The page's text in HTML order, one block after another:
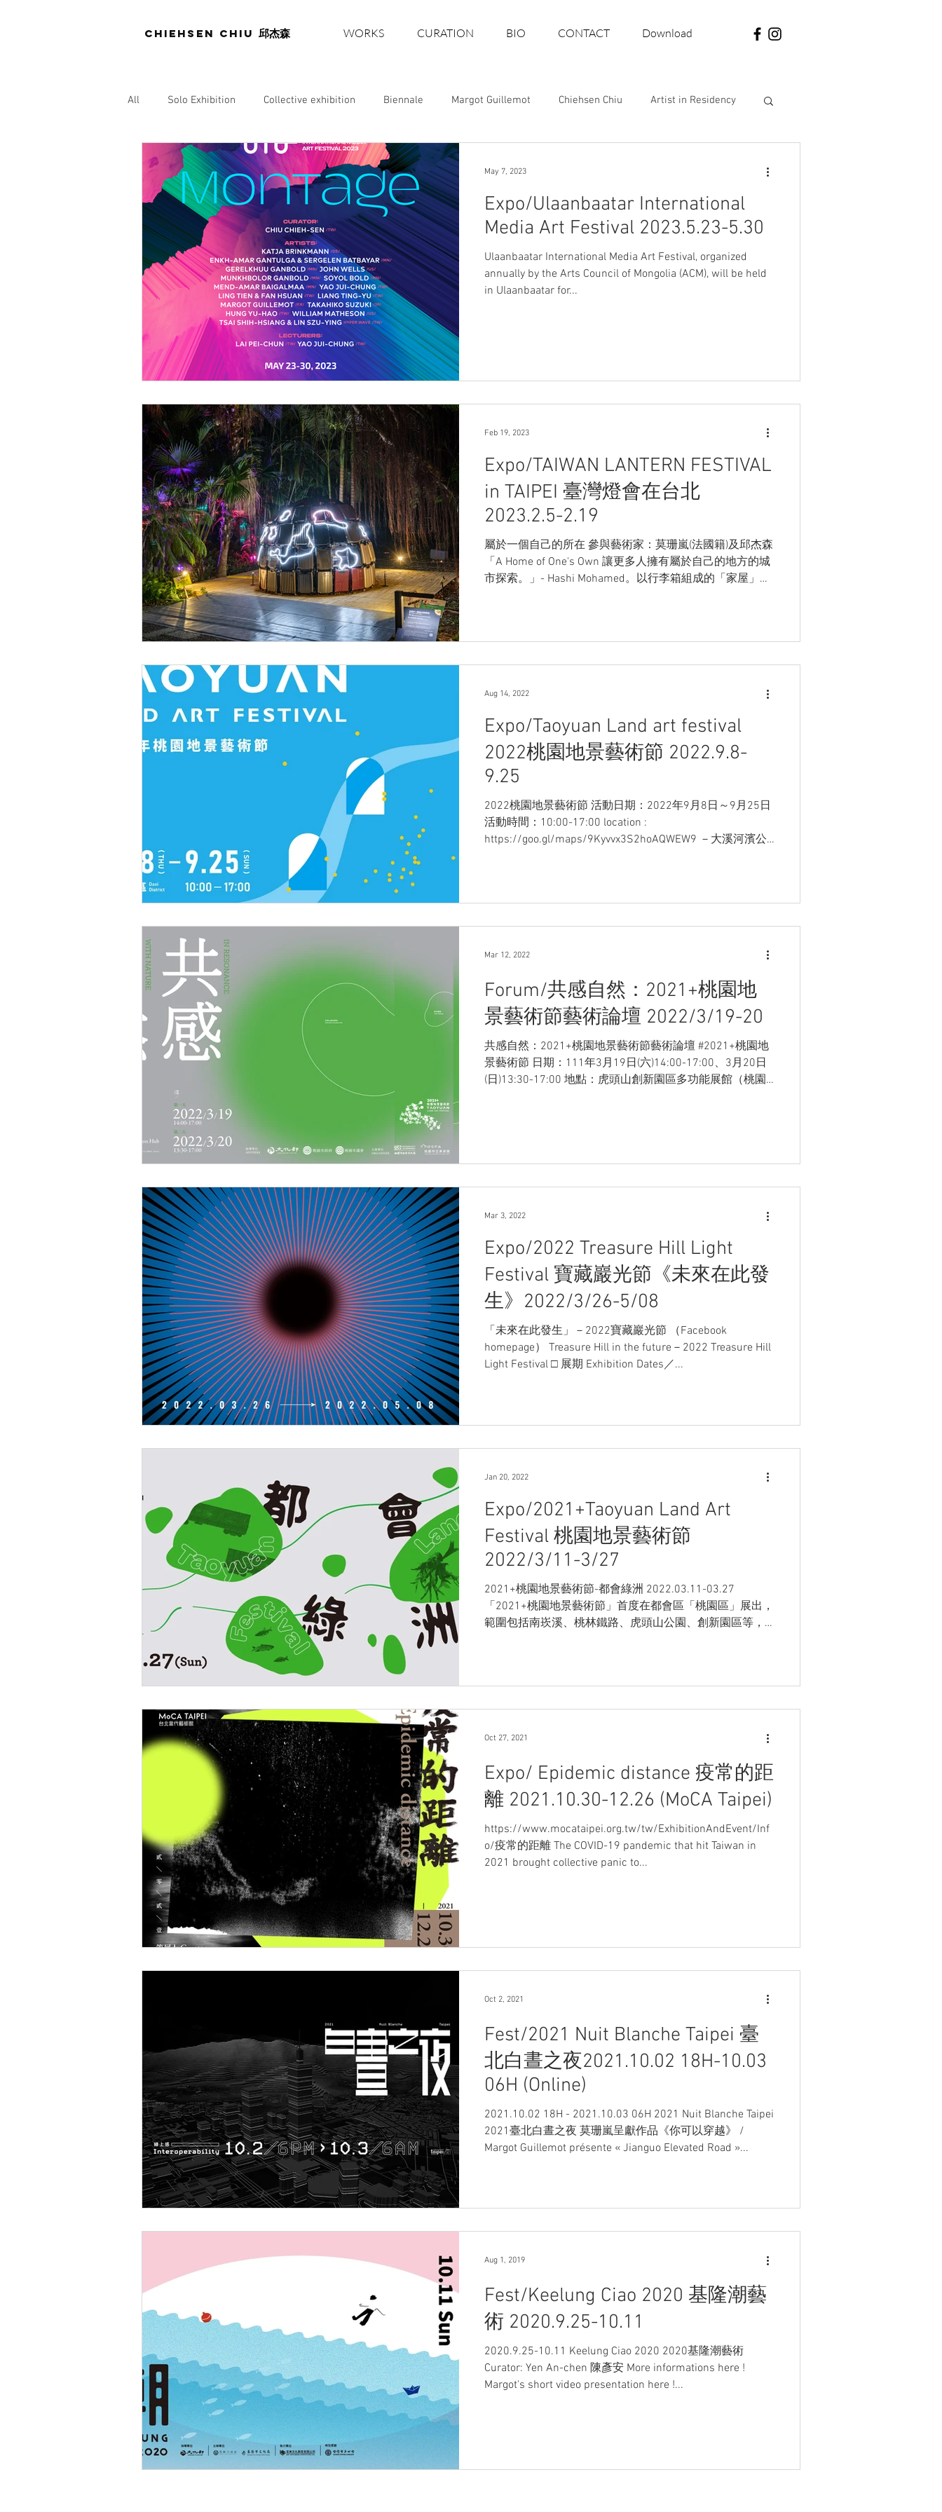
Chiehsen CHIU 邱杰森 WORKS CURATION BIO CONTACT Download
All Solo Exhibition Collective exhibition Biennale Margot Guillemot Chiehsen Chiu Artist in Residency
Press Museum Gallery Art Fair Art space
Pubication
Expo/Ulaanbaatar International
Media Art Festival 2023.5.23-5.30
Ulaanbaatar International Media Art Festival, organized
annually by the Arts Council of Mongolia (ACM), will be held
in Ulaanbaatar for...
May 7, 2023
Expo/TAIWAN LANTERN FESTIVAL
in TAIPEI 臺灣燈會在台北
2023.2.5-2.19
屬於一個自己的所在 參與藝術家：莫珊嵐(法國籍)及邱杰森
「A Home of One's Own 讓更多人擁有屬於自己的地方的城
市探索。」- Hashi Mohamed。以行李箱組成的「家屋」，
Feb 19, 2023
Expo/Taoyuan Land art festival
2022桃園地景藝術節 2022.9.8-
9.25
2022桃園地景藝術節 活動日期：2022年9月8日～9月25日
活動時間：10:00-17:00 location :
https://goo.gl/maps/9Kyvvx3S2hoAQWEW9 －大溪河濱公
Aug 14, 2022
Forum/共感自然：2021+桃園地
景藝術節藝術論壇 2022/3/19-20
共感自然：2021+桃園地景藝術節藝術論壇 #2021+桃園地
景藝術節 日期：111年3月19日(六)14:00-17:00、3月20日
(日)13:30-17:00 地點：虎頭山創新園區多功能展館（桃園
Mar 12, 2022
Expo/2022 Treasure Hill Light
Festival 寶藏巖光節《未來在此發
生》2022/3/26-5/08
「未來在此發生」－2022寶藏巖光節 （Facebook
homepage） Treasure Hill in the future－2022 Treasure Hill
Light Festival □ 展期 Exhibition Dates／...
Mar 3, 2022
Expo/2021+Taoyuan Land Art
Festival 桃園地景藝術節
2022/3/11-3/27
2021+桃園地景藝術節-都會綠洲 2022.03.11-03.27
「2021+桃園地景藝術節」首度在都會區「桃園區」展出，
範圍包括南崁溪、桃林鐵路、虎頭山公園、創新園區等，
Jan 20, 2022
Expo/ Epidemic distance 疫常的距
離 2021.10.30-12.26 (MoCA Taipei)
https://www.mocataipei.org.tw/tw/ExhibitionAndEvent/Inf
o/疫常的距離 The COVID-19 pandemic that hit Taiwan in
2021 brought collective panic to...
Oct 27, 2021
Fest/2021 Nuit Blanche Taipei​ 臺
北白晝之夜2021.10.02 18H-10.03
06H (Online)
2021.10.02 18H - 2021.10.03 06H 2021 Nuit Blanche Taipei​
2021臺北白晝之夜 莫珊嵐呈獻作品《你可以穿越》 /
Margot Guillemot présente « Jianguo Elevated Road »...
Oct 2, 2021
Fest/Keelung Ciao 2020 基隆潮藝
術 2020.9.25-10.11
2020.9.25-10.11 Keelung Ciao 2020 2020基隆潮藝術
Curator: Yen An-chen 陳彥安 More informations here !
Margot's short video presentation here !...
Aug 1, 2019